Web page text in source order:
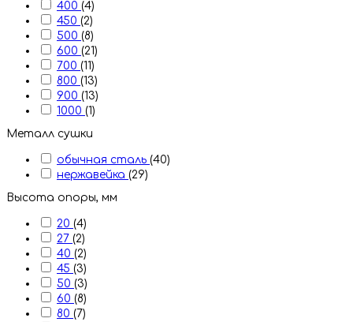
400 (4)
450 (2)
500 (8)
600 (21)
700 (11)
800 (13)
900 (13)
1000 (1)
Металл сушки
обычная сталь (40)
нержавейка (29)
Высота опоры, мм
20 (4)
27 (2)
40 (2)
45 (3)
50 (3)
60 (8)
80 (7)